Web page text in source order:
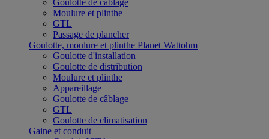
Goulotte de câblage
Moulure et plinthe
GTL
Passage de plancher
Goulotte, moulure et plinthe Planet Wattohm
Goulotte d'installation
Goulotte de distribution
Moulure et plinthe
Appareillage
Goulotte de câblage
GTL
Goulotte de climatisation
Gaine et conduit